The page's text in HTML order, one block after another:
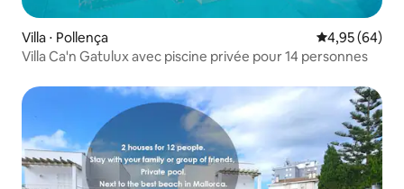
Villa ⋅ Pollença Évaluation
4,95 (64)
Villa Ca'n Gatulux avec piscine privée pour 14 personnes